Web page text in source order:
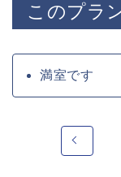
■展望露天風呂
諏訪湖を一望す
さい。
宿用意の肌露出
けます。
■お食事「萃の膳」
旬の美味しく安
このプラ
満室です